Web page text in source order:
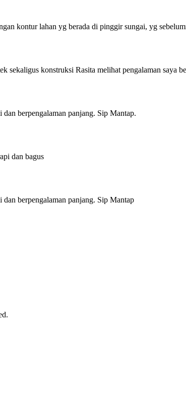
kontur lahan yg berada di pinggir sungai, yg
sekaligus konstruksi Rasita melihat pengalaman saya
berpengalaman panjang. Sip Mantap.
dan bagus
dan berpengalaman panjang. Sip Mantap